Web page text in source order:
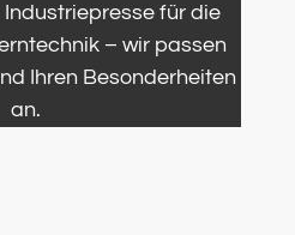
Industriepresse für die
– wir passen
Ihren Besonderheiten
an.